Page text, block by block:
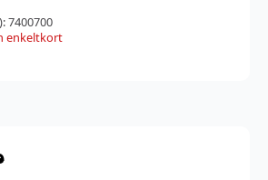
7400700
enkeltkort